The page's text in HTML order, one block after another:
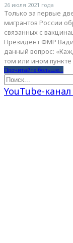
26 июля 2021 года
Только за первые
мигрантов России
связанных с
Президент ФМР
данный вопрос:
том или ином
Прочитайте больше...
YouTube-